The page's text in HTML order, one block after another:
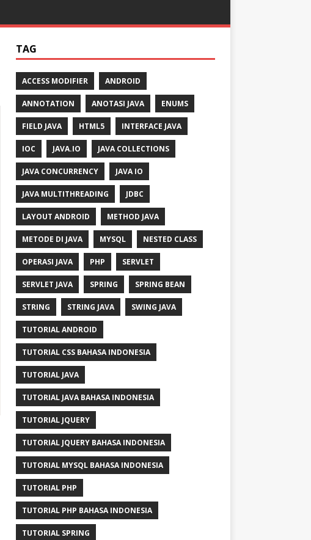
TAG
ACCESS MODIFIER ANDROID
ANNOTATION ANOTASI JAVA ENUMS
FIELD JAVA HTML5 INTERFACE JAVA
IOC JAVA.IO JAVA COLLECTIONS
JAVA CONCURRENCY JAVA IO
JAVA MULTITHREADING JDBC
LAYOUT ANDROID METHOD JAVA
METODE DI JAVA MYSQL NESTED CLASS
OPERASI JAVA PHP SERVLET
SERVLET JAVA SPRING SPRING BEAN
STRING STRING JAVA SWING JAVA
TUTORIAL ANDROID
TUTORIAL CSS BAHASA INDONESIA
TUTORIAL JAVA
TUTORIAL JAVA BAHASA INDONESIA
TUTORIAL JQUERY
TUTORIAL JQUERY BAHASA INDONESIA
TUTORIAL MYSQL BAHASA INDONESIA
TUTORIAL PHP
TUTORIAL PHP BAHASA INDONESIA
TUTORIAL SPRING